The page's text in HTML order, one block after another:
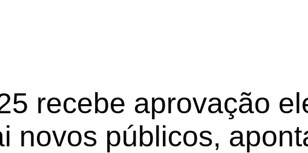
recebe aprovação
novos públicos,